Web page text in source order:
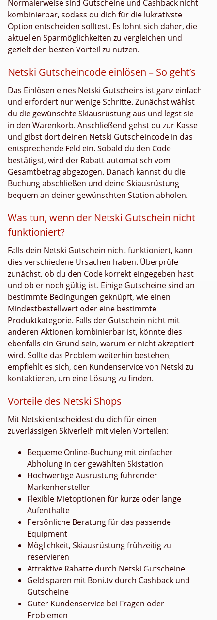
Normalerweise sind Gutscheine und Cashback nicht
kombinierbar, sodass du dich für die lukrativste
Option entscheiden solltest. Es lohnt sich daher, die
aktuellen Sparmöglichkeiten zu vergleichen und
gezielt den besten Vorteil zu nutzen.
Netski Gutscheincode einlösen – So geht’s
Das Einlösen eines Netski Gutscheins ist ganz einfach
und erfordert nur wenige Schritte. Zunächst wählst
du die gewünschte Skiausrüstung aus und legst sie
in den Warenkorb. Anschließend gehst du zur Kasse
und gibst dort deinen Netski Gutscheincode in das
entsprechende Feld ein. Sobald du den Code
bestätigst, wird der Rabatt automatisch vom
Gesamtbetrag abgezogen. Danach kannst du die
Buchung abschließen und deine Skiausrüstung
bequem an deiner gewünschten Station abholen.
Was tun, wenn der Netski Gutschein nicht
funktioniert?
Falls dein Netski Gutschein nicht funktioniert, kann
dies verschiedene Ursachen haben. Überprüfe
zunächst, ob du den Code korrekt eingegeben hast
und ob er noch gültig ist. Einige Gutscheine sind an
bestimmte Bedingungen geknüpft, wie einen
Mindestbestellwert oder eine bestimmte
Produktkategorie. Falls der Gutschein nicht mit
anderen Aktionen kombinierbar ist, könnte dies
ebenfalls ein Grund sein, warum er nicht akzeptiert
wird. Sollte das Problem weiterhin bestehen,
empfiehlt es sich, den Kundenservice von Netski zu
kontaktieren, um eine Lösung zu finden.
Vorteile des Netski Shops
Mit Netski entscheidest du dich für einen
zuverlässigen Skiverleih mit vielen Vorteilen:
Bequeme Online-Buchung mit einfacher
Abholung in der gewählten Skistation
Hochwertige Ausrüstung führender
Markenhersteller
Flexible Mietoptionen für kurze oder lange
Aufenthalte
Persönliche Beratung für das passende
Equipment
Möglichkeit, Skiausrüstung frühzeitig zu
reservieren
Attraktive Rabatte durch Netski Gutscheine
Geld sparen mit Boni.tv durch Cashback und
Gutscheine
Guter Kundenservice bei Fragen oder
Problemen